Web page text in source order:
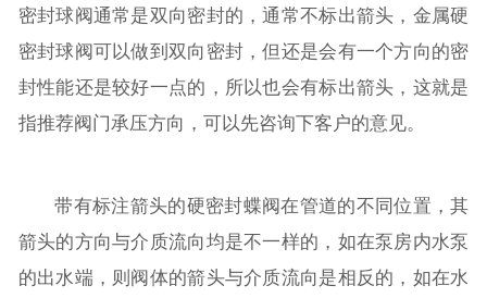
密封球阀通常是双向密封的，通常不标出箭头，金属硬
密封球阀可以做到双向密封，但还是会有一个方向的密
封性能还是较好一点的，所以也会有标出箭头，这就是
指推荐阀门承压方向，可以先咨询下客户的意见。
带有标注箭头的硬密封蝶阀在管道的不同位置，其
箭头的方向与介质流向均是不一样的，如在泵房内水泵
的出水端，则阀体的箭头与介质流向是相反的，如在水